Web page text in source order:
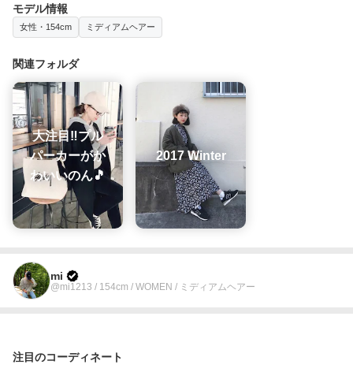
モデル情報
女性・154cm ミディアムヘアー
関連フォルダ
大注目‼プル
パーカーがか
わいいのん🎵
2017 Winter
mi
@mi1213 / 154cm / WOMEN / ミディアムヘアー
注目のコーディネート